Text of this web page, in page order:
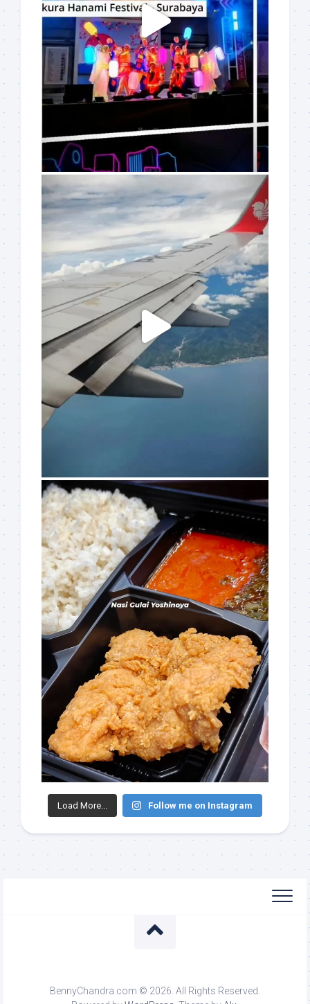
Load More... Follow me on Instagram
BennyChandra.com © 2026. All Rights Reserved.